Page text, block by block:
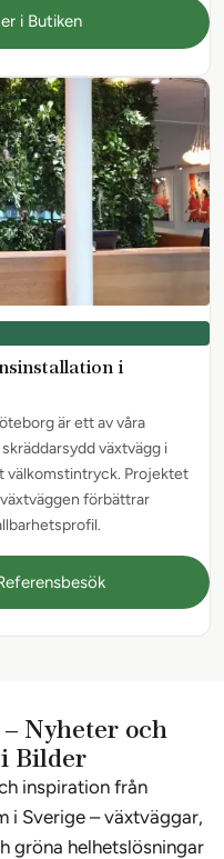
i Butiken
i
är ett av våra
växtvägg i
välkomstintryck. Projektet
förbättrar
Nyheter och
Bilder
inspiration från
i Sverige – växtväggar,
gröna helhetslösningar